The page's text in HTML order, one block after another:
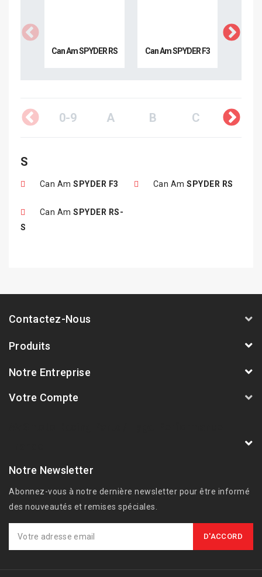
Can Am SPYDER RS Can Am SPYDER F3
0-9 A B C D
S
Can Am SPYDER F3 Can Am SPYDER RS
Can Am SPYDER RS-
S
Contactez-Nous
Produits
Notre Entreprise
Votre Compte
Notre Newsletter
Abonnez-vous à notre dernière newsletter pour être informé
des nouveautés et remises spéciales.